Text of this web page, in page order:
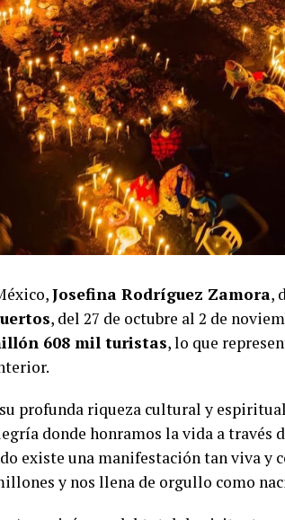
Josefina Rodríguez Zamora,
, del 27 de octubre al 2 de
608 mil turistas, lo que
profunda riqueza cultural y
donde honramos la vida a través
existe una manifestación tan viva y
y nos llena de orgullo como